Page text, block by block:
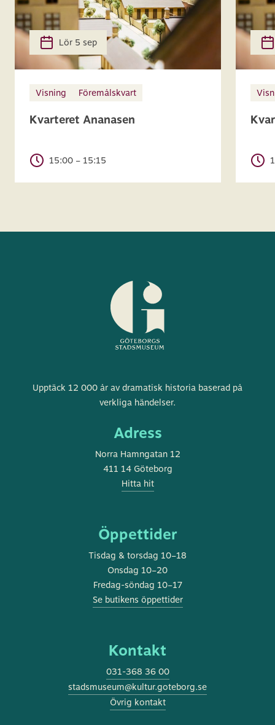
Lör 5 sep
Visning Föremålskvart
Kvarteret Ananasen
15:00 – 15:15
Göteborgs
stadsmuseum
Upptäck 12 000 år av dramatisk historia baserad på
verkliga händelser.
Adress
Norra Hamngatan 12
411 14 Göteborg
Hitta hit
Öppettider
Tisdag & torsdag 10–18
Onsdag 10–20
Fredag-söndag 10–17
Se butikens öppettider
Kontakt
031-368 36 00
stadsmuseum@kultur.goteborg.se
Övrig kontakt